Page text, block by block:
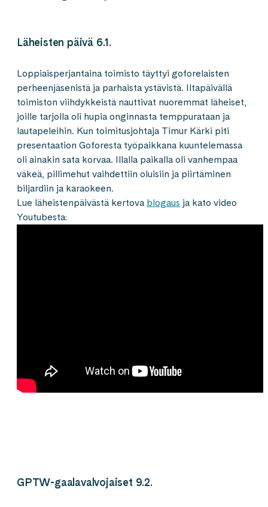
Läheisten päivä 6.1.
Loppiaisperjantaina toimisto täyttyi goforelaisten
perheenjäsenistä ja parhaista ystävistä. Iltapäivällä
toimiston viihdykkeistä nauttivat nuoremmat läheiset,
joille tarjolla oli hupia onginnasta temppurataan ja
lautapeleihin. Kun toimitusjohtaja Timur Kärki piti
presentaation Goforesta työpaikkana kuuntelemassa
oli ainakin sata korvaa. Illalla paikalla oli vanhempaa
väkeä, pillimehut vaihdettiin oluisiin ja piirtäminen
biljardiin ja karaokeen.
Lue läheistenpäivästä kertova blogaus ja kato video
Youtubesta:
GPTW-gaalavalvojaiset 9.2.